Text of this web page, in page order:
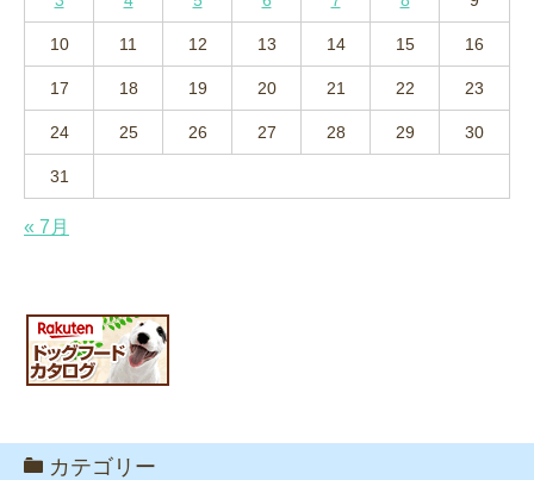
10 11 12 13 14 15 16
17 18 19 20 21 22 23
24 25 26 27 28 29 30
31
« 7月
カテゴリー